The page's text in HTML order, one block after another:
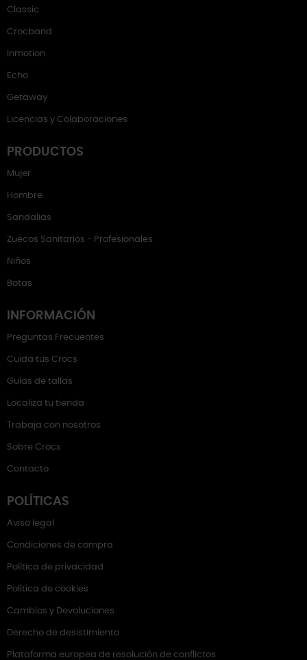
Classic
Crocband
Inmotion
Echo
Getaway
Licencias y Colaboraciones
PRODUCTOS
Mujer
Hombre
Sandalias
Zuecos Sanitarios - Profesionales
Niños
Botas
INFORMACIÓN
Preguntas Frecuentes
Cuida tus Crocs
Guías de tallas
Localiza tu tienda
Trabaja con nosotros
Sobre Crocs
Contacto
POLÍTICAS
Aviso legal
Condiciones de compra
Política de privacidad
Política de cookies
Cambios y Devoluciones
Derecho de desistimiento
Plataforma europea de resolución de conflictos